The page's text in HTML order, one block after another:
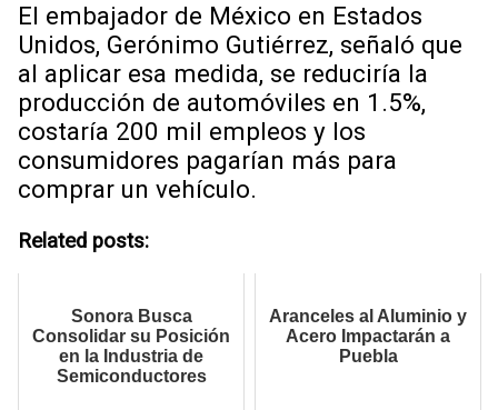
El embajador de México en Estados
Unidos, Gerónimo Gutiérrez, señaló que
al aplicar esa medida, se reduciría la
producción de automóviles en 1.5%,
costaría 200 mil empleos y los
consumidores pagarían más para
comprar un vehículo.
Related posts:
Sonora Busca
Consolidar su Posición
en la Industria de
Semiconductores
Aranceles al Aluminio y
Acero Impactarán a
Puebla